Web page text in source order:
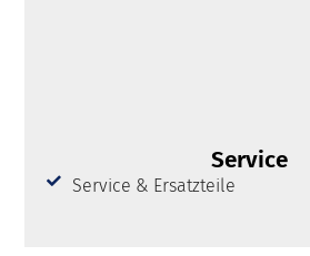
Service
Service & Ersatzteile